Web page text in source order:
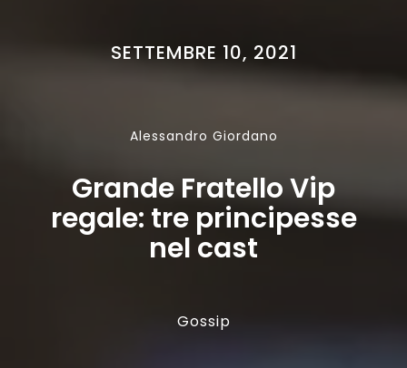
SETTEMBRE 10, 2021
Alessandro Giordano
Grande Fratello Vip
regale: tre principesse
nel cast
Gossip